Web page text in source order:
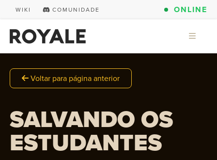
WIKI COMUNIDADE ONLINE
Voltar para página anterior
SALVANDO OS
ESTUDANTES